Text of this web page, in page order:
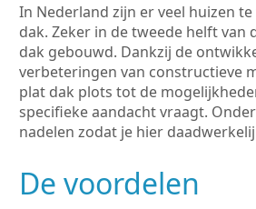
In Nederland zijn er veel huizen
dak. Zeker in de tweede helft van
dak gebouwd. Dankzij de
verbeteringen van constructieve
plat dak plots tot de
specifieke aandacht vraagt.
nadelen zodat je hier
De voordelen